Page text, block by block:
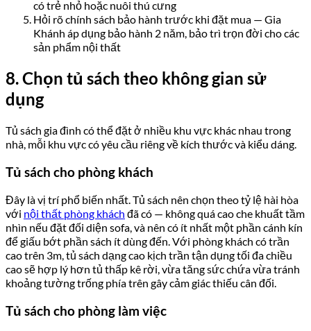
có trẻ nhỏ hoặc nuôi thú cưng
Hỏi rõ chính sách bảo hành trước khi đặt mua — Gia
Khánh áp dụng bảo hành 2 năm, bảo trì trọn đời cho các
sản phẩm nội thất
8. Chọn tủ sách theo không gian sử
dụng
Tủ sách gia đình có thể đặt ở nhiều khu vực khác nhau trong
nhà, mỗi khu vực có yêu cầu riêng về kích thước và kiểu dáng.
Tủ sách cho phòng khách
Đây là vị trí phổ biến nhất. Tủ sách nên chọn theo tỷ lệ hài hòa
với nội thất phòng khách đã có — không quá cao che khuất tầm
nhìn nếu đặt đối diện sofa, và nên có ít nhất một phần cánh kín
để giấu bớt phần sách ít dùng đến. Với phòng khách có trần
cao trên 3m, tủ sách dạng cao kịch trần tận dụng tối đa chiều
cao sẽ hợp lý hơn tủ thấp kê rời, vừa tăng sức chứa vừa tránh
khoảng tường trống phía trên gây cảm giác thiếu cân đối.
Tủ sách cho phòng làm việc